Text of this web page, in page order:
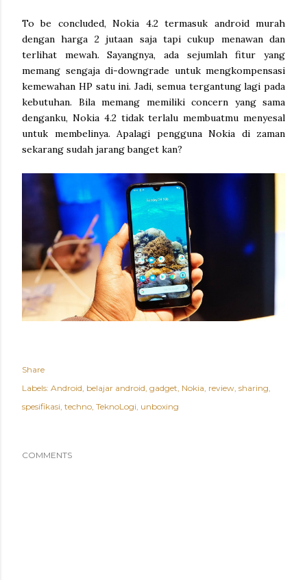
To be concluded, Nokia 4.2 termasuk android murah
dengan harga 2 jutaan saja tapi cukup menawan dan
terlihat mewah. Sayangnya, ada sejumlah fitur yang
memang sengaja di-downgrade untuk mengkompensasi
kemewahan HP satu ini. Jadi, semua tergantung lagi pada
kebutuhan. Bila memang memiliki concern yang sama
denganku, Nokia 4.2 tidak terlalu membuatmu menyesal
untuk membelinya. Apalagi pengguna Nokia di zaman
sekarang sudah jarang banget kan?
Share
Labels: Android belajar android gadget Nokia review sharing
spesifikasi techno TeknoLogi unboxing
COMMENTS